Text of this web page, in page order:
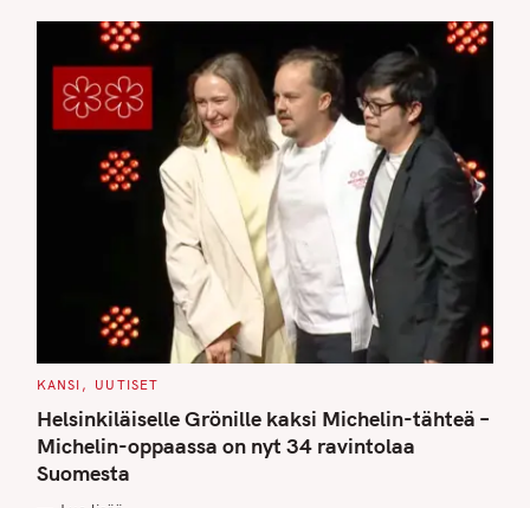
C
T
E
G
O
R
I
KANSI UUTISET
Helsinkiläiselle Grönille kaksi Michelin-tähteä –
Michelin-oppaassa on nyt 34 ravintolaa
Suomesta